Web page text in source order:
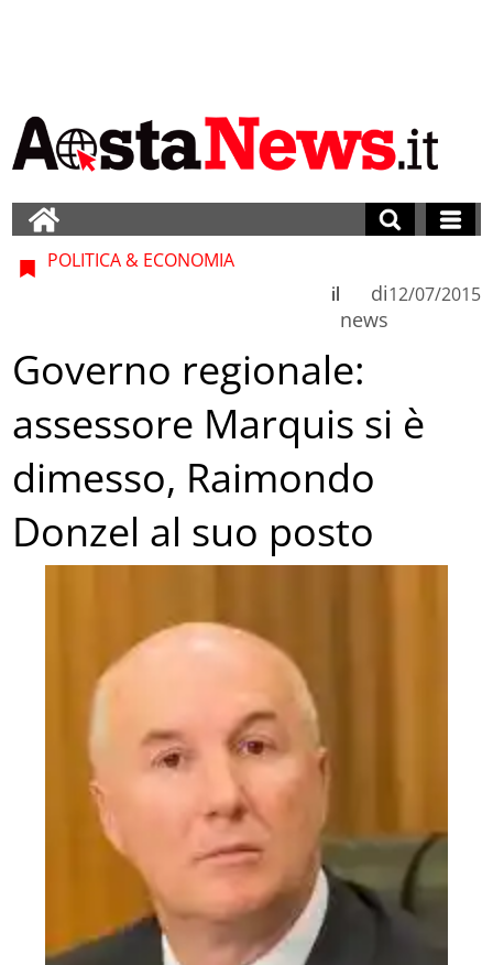
POLITICA & ECONOMIA
di
news
il 12/07/2015
Governo regionale:
assessore Marquis si è
dimesso, Raimondo
Donzel al suo posto